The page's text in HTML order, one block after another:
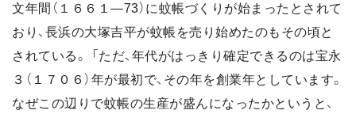
文年間（１６６１―73）に蚊帳づくりが始まったとされて
おり、長浜の大塚吉平が蚊帳を売り始めたのもその頃と
されている。 「ただ、年代がはっきり確定できるのは宝永
３（１７０６）年が最初で、その年を創業年としています。
なぜこの辺りで蚊帳の生産が盛んになったかというと、